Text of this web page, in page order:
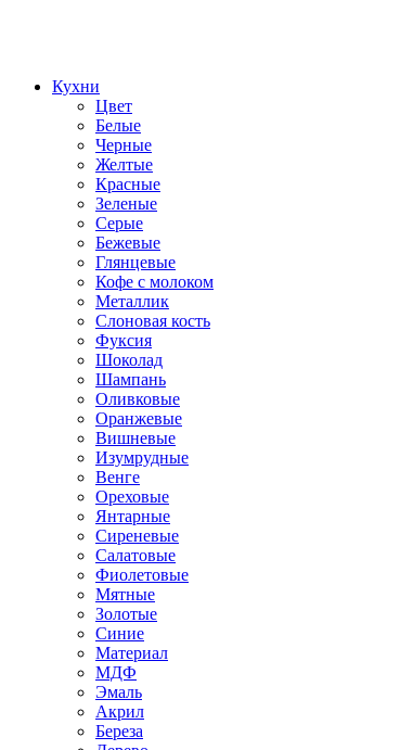
Кухни
Цвет
Белые
Черные
Желтые
Красные
Зеленые
Серые
Бежевые
Глянцевые
Кофе с молоком
Металлик
Слоновая кость
Фуксия
Шоколад
Шампань
Оливковые
Оранжевые
Вишневые
Изумрудные
Венге
Ореховые
Янтарные
Сиреневые
Салатовые
Фиолетовые
Мятные
Золотые
Синие
Материал
МДФ
Эмаль
Акрил
Береза